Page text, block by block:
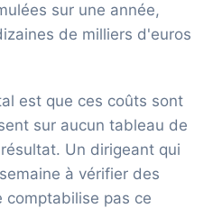
sur une année,
de milliers d'euros
est que ces coûts sont
sur aucun tableau de
Un dirigeant qui
à vérifier des
comptabilise pas ce